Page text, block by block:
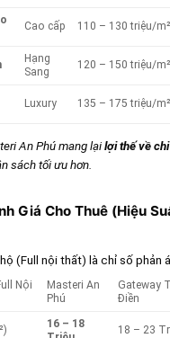
Cao cấp 110 – 130 triệu/m²
Hạng
Sang
120 – 150 triệu/m²
Luxury 135 – 175 triệu/m²
An Phú mang lạilợi thế về
sách tối ưu hơn.
Giá Cho Thuê (Hiệu
(Full nội thất) là chỉ số
Nội
Masteri An
Phú
Gateway
Điền
16 – 18
18 – 23